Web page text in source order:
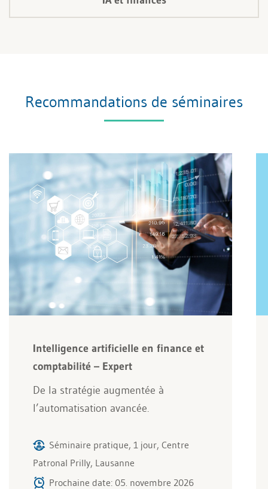
Recommandations de séminaires
Intelligence artificielle en finance et
comptabilité – Expert
De la stratégie augmentée à
l’automatisation avancée.
Séminaire pratique, 1 jour, Centre
Patronal Prilly, Lausanne
Prochaine date: 05. novembre 2026